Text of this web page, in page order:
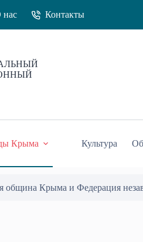
нас Контакты
Крыма Культура
община Крыма и Федерация